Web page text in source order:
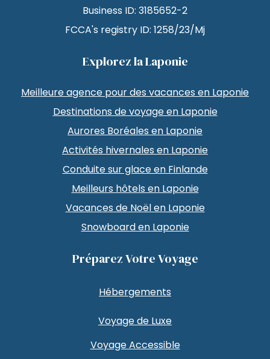
Business ID: 3185652-2
FCCA's registry ID: 1258/23/Mj
Explorez la Laponie
Meilleure agence pour des vacances en Laponie
Destinations de voyage en Laponie
Aurores Boréales en Laponie
Activités hivernales en Laponie
Conduite sur glace en Finlande
Meilleurs hôtels en Laponie
Vacances de Noël en Laponie
Snowboard en Laponie
Préparez Votre Voyage
Hébergements
Voyage de Luxe
Voyage Accessible